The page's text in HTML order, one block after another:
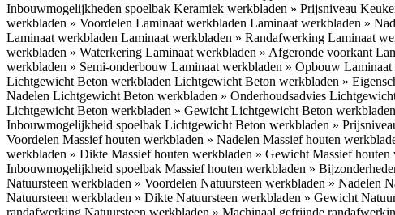
Inbouwmogelijkheden spoelbak Keramiek werkbladen » Prijsniveau
werkbladen » Voordelen Laminaat werkbladen Laminaat werkbladen »
Laminaat werkbladen Laminaat werkbladen » Randafwerking Laminaat
werkbladen » Waterkering Laminaat werkbladen » Afgeronde voorkant
werkbladen » Semi-onderbouw Laminaat werkbladen » Opbouw Laminaat
Lichtgewicht Beton werkbladen Lichtgewicht Beton werkbladen »
Nadelen Lichtgewicht Beton werkbladen » Onderhoudsadvies
Lichtgewicht Beton werkbladen » Gewicht Lichtgewicht Beton
Inbouwmogelijkheid spoelbak Lichtgewicht Beton werkbladen »
Voordelen Massief houten werkbladen » Nadelen Massief houten
werkbladen » Dikte Massief houten werkbladen » Gewicht Massief
Inbouwmogelijkheid spoelbak Massief houten werkbladen »
Natuursteen werkbladen » Voordelen Natuursteen werkbladen » Nadelen
Natuursteen werkbladen » Dikte Natuursteen werkbladen » Gewicht